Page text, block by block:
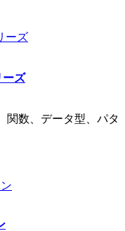
ーズ
関数、データ型、パタ